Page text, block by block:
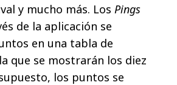
y mucho más. Los Pings
de la aplicación se
en una tabla de
que se mostrarán los diez
los puntos se